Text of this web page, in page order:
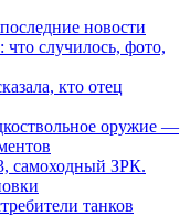
новости
случилось, фото,
кто отец
оружие —
самоходный ЗРК.
танков